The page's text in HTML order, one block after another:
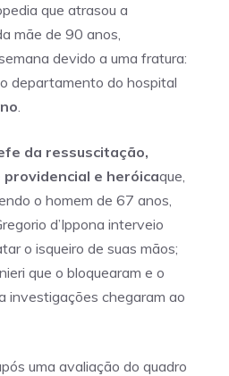
que atrasou a
mãe de 90 anos,
devido a uma fratura:
departamento do hospital
.
da ressuscitação,
e heróicaque,
o homem de 67 anos,
d’Ippona interveio
o isqueiro de suas mãos;
que o bloquearam e o
investigações chegaram ao
uma avaliação do quadro